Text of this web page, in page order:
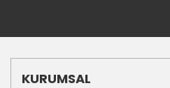
KURUMSAL